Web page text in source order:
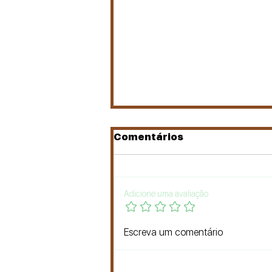
Jesus é o Messias
Comentários
Adicione uma avaliação
Escreva um comentário